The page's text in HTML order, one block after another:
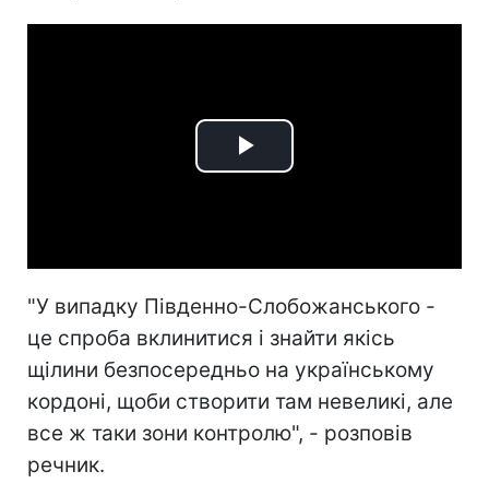
Play
"У випадку Південно-Слобожанського -
це спроба вклинитися і знайти якісь
щілини безпосередньо на українському
кордоні, щоби створити там невеликі, але
все ж таки зони контролю", - розповів
речник.